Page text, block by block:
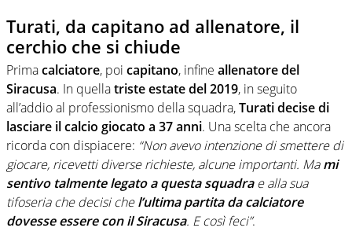
Turati, da capitano ad allenatore, il
cerchio che si chiude
Primacalciatore, poi capitano, infine allenatore del
Siracusa. In quellatriste estate del 2019, in seguito
all’addio al professionismo della squadra,Turati decise di
lasciare il calcio giocato a 37 anni. Una scelta che ancora
ricorda con dispiacere: “Non avevo intenzione di smettere di
giocare, ricevetti diverse richieste, alcune importanti. Mami
sentivo talmente legato a questa squadrae alla sua
tifoseria che decisi chel’ultima partita da calciatore
dovesse essere con il Siracusa. E così feci”.